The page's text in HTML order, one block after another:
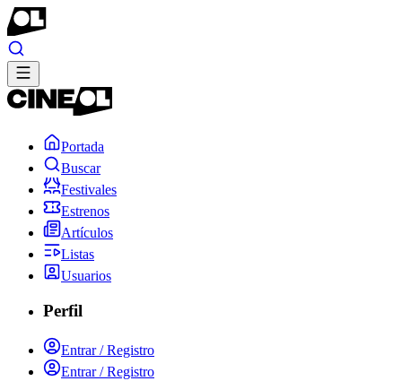
Portada
Buscar
Festivales
Estrenos
Artículos
Listas
Usuarios
Perfil
Entrar / Registro
Entrar / Registro